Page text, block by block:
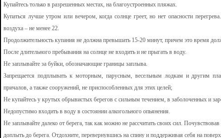
Купайтесь только в разрешенных местах, на благоустроенных пляжах.
Купаться лучше утром или вечером, когда солнце греет, но нет опасности
воздуха – не менее 22.
Продолжительность купания не должна превышать 15-20 минут, причем это время
После длительного пребывания на солнце не входить и не прыгать в воду.
Не заплывайте за буйки, обозначающие границы заплыва.
Запрещается подплывать к моторным, парусным, весельным лодкам и другим
причалов, а также сооружений, не приспособленных для этих целей;
Не купайтесь у крутых обрывистых берегов с сильным течением, в заболоченных и
Недопустимо входить в воду в состоянии алкогольного опьянения.
Не заплывайте далеко от берега, так как можно не рассчитать своих сил.
доплыть до берега. Отдохните, перевернувшись на спину и поддерживая себя на